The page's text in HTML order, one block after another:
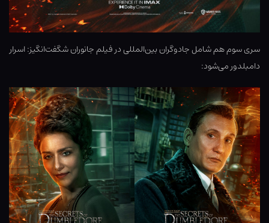
سری سوم هم شامل جادوگران بین‌المللی در فیلم جانوران شگفت‌انگیز: اسرار
دامبلدور می‌شود: